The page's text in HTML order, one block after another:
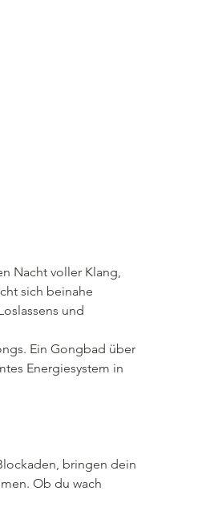
Nacht voller Klang,
sich beinahe
und
Ein Gongbad über
Energiesystem in
bringen dein
Ob du wach